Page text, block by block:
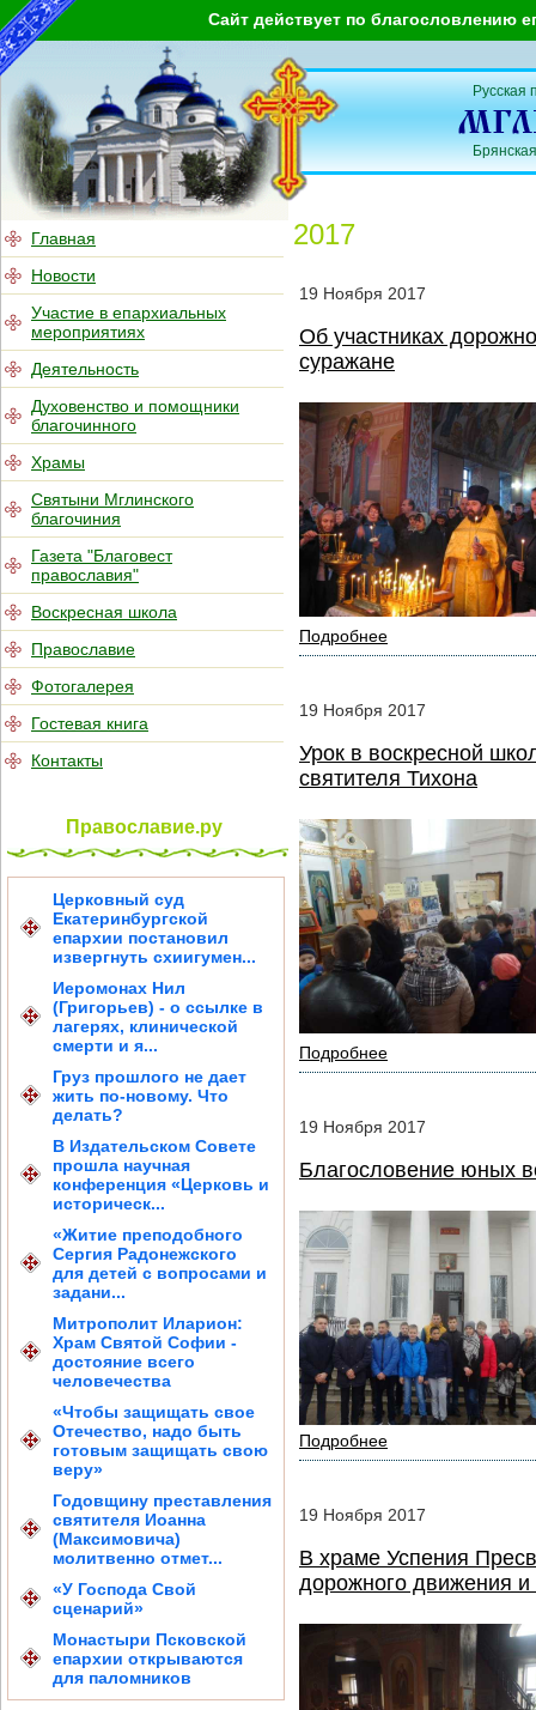
Сайт действует по благословлению
Главная
Новости
Участие в епархиальных
мероприятиях
Деятельность
Духовенство и помощники
благочинного
Храмы
Святыни Мглинского
благочиния
Газета "Благовест
православия"
Воскресная школа
Православие
Фотогалерея
Гостевая книга
Контакты
Православие.ру
Церковный суд
Екатеринбургской
епархии постановил
извергнуть схиигумен...
Иеромонах Нил
(Григорьев) - о ссылке в
лагерях, клинической
смерти и я...
Груз прошлого не дает
жить по-новому. Что
делать?
В Издательском Совете
прошла научная
конференция «Церковь и
историческ...
«Житие преподобного
Сергия Радонежского
для детей с вопросами и
задани...
Митрополит Иларион:
Храм Святой Софии -
достояние всего
человечества
«Чтобы защищать свое
Отечество, надо быть
готовым защищать свою
веру»
Годовщину преставления
святителя Иоанна
(Максимовича)
молитвенно отмет...
«У Господа Свой
сценарий»
Монастыри Псковской
епархии открываются
для паломников
Русская
2017
19 Ноября 2017
Об участниках
суражане
Подробнее
19 Ноября 2017
Урок в воскресной
святителя Тихона
Подробнее
19 Ноября 2017
Благословение юных
Подробнее
19 Ноября 2017
В храме Успения
дорожного движения